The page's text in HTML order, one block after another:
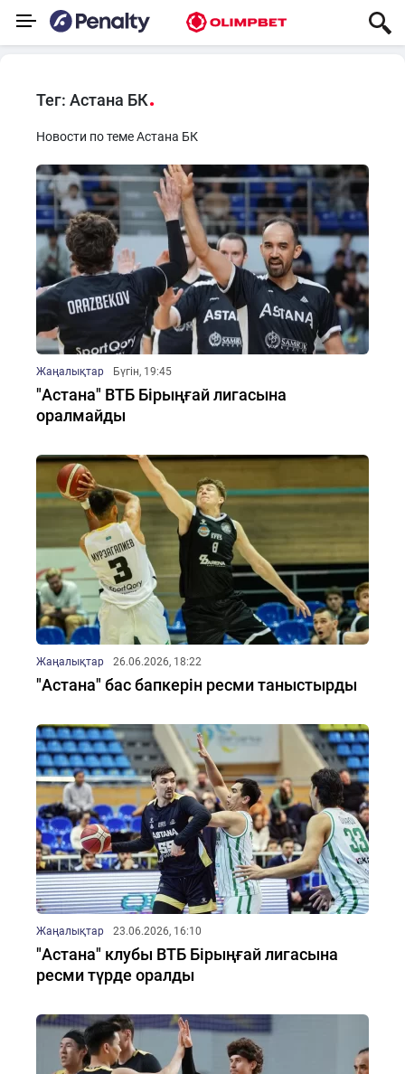
Тег: Астана БК
Новости по теме Астана БК
Жаңалықтар Бүгін, 19:45
"Астана" ВТБ Бірыңғай лигасына
оралмайды
Жаңалықтар 26.06.2026, 18:22
"Астана" бас бапкерін ресми таныстырды
Жаңалықтар 23.06.2026, 16:10
"Астана" клубы ВТБ Бірыңғай лигасына
ресми түрде оралды